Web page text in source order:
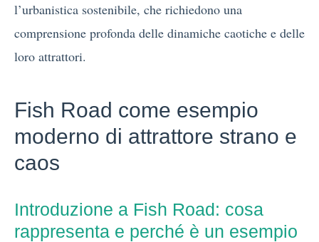
l’urbanistica sostenibile, che richiedono una
comprensione profonda delle dinamiche caotiche e delle
loro attrattori.
Fish Road come esempio
moderno di attrattore strano e
caos
Introduzione a Fish Road: cosa
rappresenta e perché è un esempio